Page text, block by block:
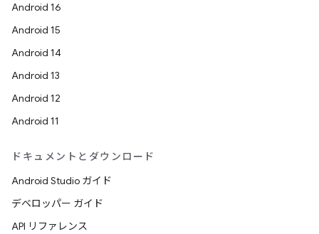
Android 16
Android 15
Android 14
Android 13
Android 12
Android 11
ドキュメントとダウンロード
Android Studio ガイド
デベロッパー ガイド
API リファレンス